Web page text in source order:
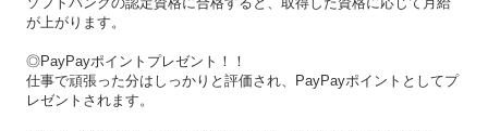
が上がります。
◎PayPayポイントプレゼント！！
仕事で頑張った分はしっかりと評価され、PayPayポイントとしてプ
レゼントされます。